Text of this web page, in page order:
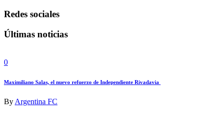
Redes sociales
Últimas noticias
0
Maximiliano Salas, el nuevo refuerzo de Independiente Rivadavia
By Argentina FC